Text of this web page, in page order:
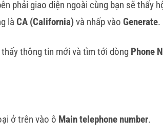
phải giao diện ngoài cùng bạn sẽ thấy
là CA (California)và nhấp vào Generate.
thông tin mới và tìm tới dòng Phone
ở trên vào ô Main telephone number.